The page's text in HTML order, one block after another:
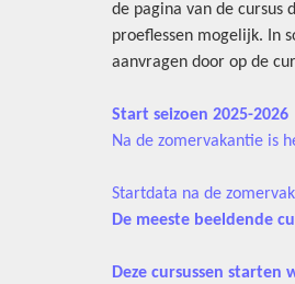
de pagina van de cursus
proeflessen mogelijk. In
aanvragen door op de
Start seizoen 2025-2026
Na de zomervakantie is
Startdata na de
De meeste beeldende
Deze cursussen starten